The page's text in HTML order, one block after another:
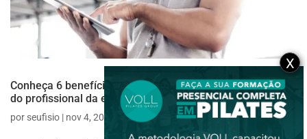
Conheça 6 benefícios da gestão organizada na carreira
do profissional da educação física
por seufisio | nov 4, 2024 Atuação Profissional ,Carreira
X